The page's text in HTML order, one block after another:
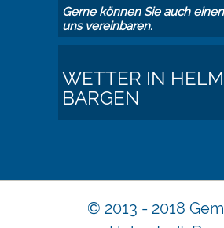
Gerne können Sie auch
uns vereinbaren.
WETTER IN
BARGEN
© 2013 - 2018